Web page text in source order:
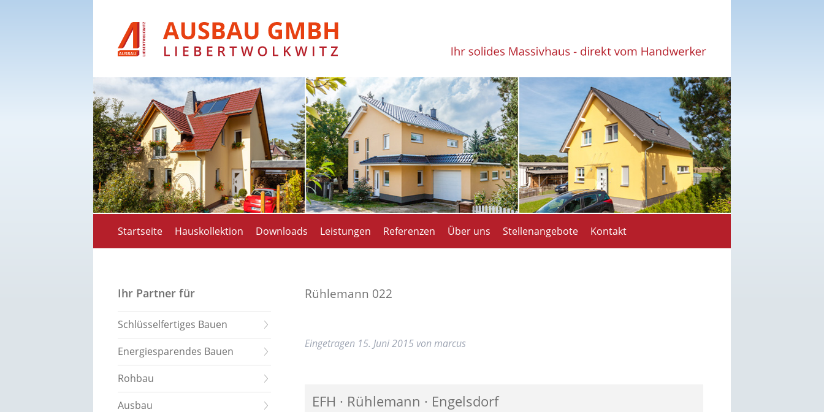
Startseite Hauskollektion Downloads Leistungen Referenzen Über uns Stellenangebote Kontakt
Ihr Partner für
Schlüsselfertiges Bauen
Energiesparendes Bauen
Rohbau
Ausbau
Rühlemann 022
Eingetragen 15. Juni 2015 vonmarcus
EFH · Rühlemann · Engelsdorf